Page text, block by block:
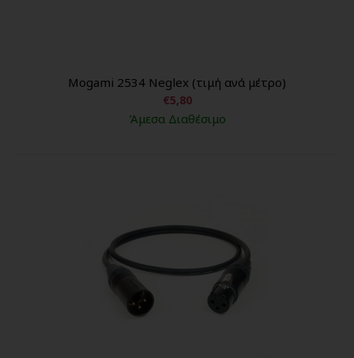
Mogami 2534 Neglex (τιμή ανά μέτρο)
€5,80
Άμεσα Διαθέσιμο